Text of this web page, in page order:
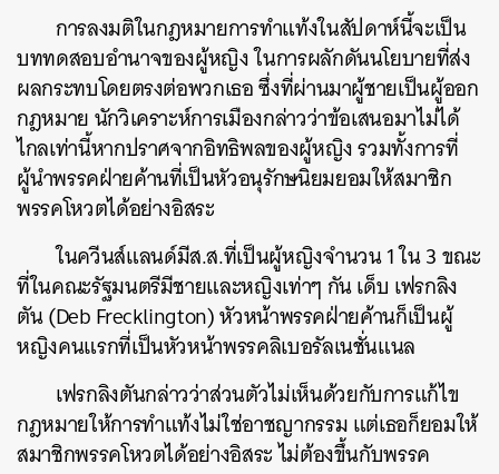
การลงมติในกฎหมายการทำแท้งในสัปดาห์นี้จะเป็น
บททดสอบอำนาจของผู้หญิง ในการผลักดันนโยบายที่ส่ง
ผลกระทบโดยตรงต่อพวกเธอ ซึ่งที่ผ่านมาผู้ชายเป็นผู้ออก
กฎหมาย นักวิเคราะห์การเมืองกล่าวว่าข้อเสนอมาไม่ได้
ไกลเท่านี้หากปราศจากอิทธิพลของผู้หญิง รวมทั้งการที่
ผู้นำพรรคฝ่ายค้านที่เป็นหัวอนุรักษนิยมยอมให้สมาชิก
พรรคโหวตได้อย่างอิสระ
ในควีนส์แลนด์มีส.ส.ที่เป็นผู้หญิงจำนวน 1 ใน 3 ขณะ
ที่ในคณะรัฐมนตรีมีชายและหญิงเท่าๆ กัน เด็บ เฟรกลิง
ตัน (Deb Frecklington) หัวหน้าพรรคฝ่ายค้านก็เป็นผู้
หญิงคนแรกที่เป็นหัวหน้าพรรคลิเบอรัลเนชั่นแนล
เฟรกลิงตันกล่าวว่าส่วนตัวไม่เห็นด้วยกับการแก้ไข
กฎหมายให้การทำแท้งไม่ใช่อาชญากรรม แต่เธอก็ยอมให้
สมาชิกพรรคโหวตได้อย่างอิสระ ไม่ต้องขึ้นกับพรรค